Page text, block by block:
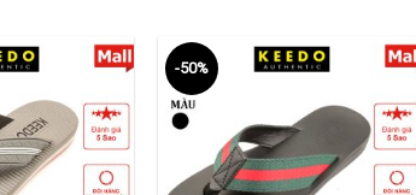
-50%